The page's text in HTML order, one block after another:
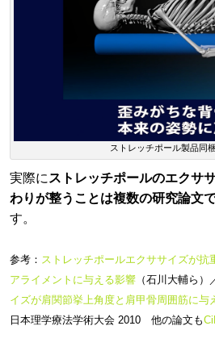
ストレッチポール製品同
実際に ストレッチポールのエクサ
わりが整うことは複数の研究論文
す。
参考： ストレッチポールエクササイズが抗
アライメントに与える影響 （石川大輔ら）
イズが肩関節挙上角度と肩甲骨周囲筋に与
日本理学療法学術大会 2010 他の論文も